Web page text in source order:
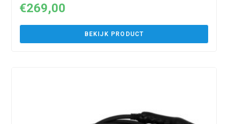
€269,00
BEKIJK PRODUCT